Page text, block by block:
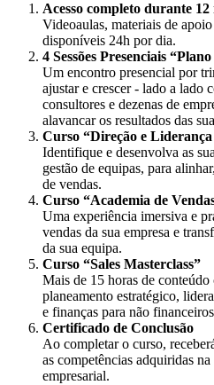
Acesso completo durante 12
Videoaulas, materiais de
disponíveis 24h por dia.
4 Sessões Presenciais
Um encontro presencial por
ajustar e crescer - lado a lado
consultores e dezenas de
alavancar os resultados das
Curso “Direção e
Identifique e desenvolva as
gestão de equipas, para
de vendas.
Curso “Academia de
Uma experiência imersiva e
vendas da sua empresa e
da sua equipa.
Curso “Sales Masterclass”
Mais de 15 horas de
planeamento estratégico,
e finanças para não
Certificado de Conclusão
Ao completar o curso,
as competências adquiridas
empresarial.